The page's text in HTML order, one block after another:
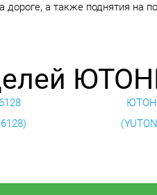
а также поднятия на